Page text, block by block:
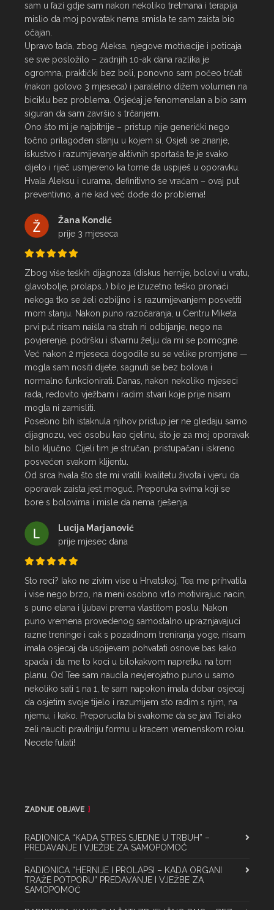
sam u fazi gdje sam nakon nekoliko tretmana i terapija
mislio da moj povratak nema smisla te sam zaista bio
očajan.
Upravo tada, zbog Aleksa, njegove motivacije i poticaja
se sve posložilo – zadnjih 10-ak dana razlika je
ogromna, praktički bez boli, ponovno sam počeo trčati
(nakon gotovo 3 mjeseca) i paralelno dižem volumen na
biciklu bez problema. Osjećaj je fenomenalan a bio sam
siguran da sam završio s trčanjem.
Ono što mi je najbitnije – pristup nije generički nego
točno prilagođen stanju u kojem si. Osjeti se znanje,
iskustvo i razumijevanje aktivnih sportaša te je svako
dijelo i riječ usmjereno ka tome da uspiješ u oporavku.
Hvala Aleksu i curama, definitivno se vraćam – ovaj put
preventivno, a ne kad već dođe do problema!
Žana Kondić
prije 3 mjeseca
Zbog više teških dijagnoza (diskus hernije, bolovi u vratu,
glavobolje, prolaps…) bilo je izuzetno teško pronaći
nekoga tko se želi ozbiljno i s razumijevanjem posvetiti
mom stanju. Nakon puno razočaranja, u Centru Miketa
prvi put nisam naišla na strah ni odbijanje, nego na
povjerenje, podršku i stvarnu želju da mi se pomogne.
Već nakon 2 mjeseca dogodile su se velike promjene —
mogla sam nositi dijete, sagnuti se bez bolova i
normalno funkcionirati. Danas, nakon nekoliko mjeseci
rada, redovito vježbam i radim stvari koje prije nisam
mogla ni zamisliti.
Posebno bih istaknula njihov pristup jer ne gledaju samo
dijagnozu, već osobu kao cjelinu, što je za moj oporavak
bilo ključno. Cijeli tim je stručan, pristupačan i iskreno
posvećen svakom klijentu.
Od srca hvala što ste mi vratili kvalitetu života i vjeru da
oporavak zaista jest moguć. Preporuka svima koji se
bore s bolovima i misle da nema rješenja.
Lucija Marjanović
prije mjesec dana
Sto reci? Iako ne zivim vise u Hrvatskoj, Tea me prihvatila
i vise nego brzo, na meni osobno vrlo motivirajuc nacin,
s puno elana i ljubavi prema vlastitom poslu. Nakon
puno vremena provedenog samostalno upraznjavajuci
razne treninge i cak s pozadinom treniranja yoge, nisam
imala osjecaj da uspijevam pohvatati osnove bas kako
spada i da me to koci u bilokakvom napretku na tom
planu. Od Tee sam naucila nevjerojatno puno u samo
nekoliko sati 1 na 1, te sam napokon imala dobar osjecaj
da osjetim svoje tijelo i razumijem sto radim s njim, na
njemu, i kako. Preporucila bi svakome da se javi Tei ako
zeli nauciti pravilniju formu u kracem vremenskom roku.
Necete fulati!
ZADNJE OBJAVE
RADIONICA “KADA STRES SJEDNE U TRBUH” –
PREDAVANJE I VJEŽBE ZA SAMOPOMOĆ
RADIONICA “HERNIJE I PROLAPSI – KADA ORGANI
TRAŽE POTPORU” PREDAVANJE I VJEŽBE ZA
SAMOPOMOĆ